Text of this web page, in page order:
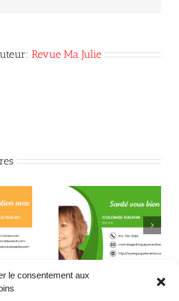
le consentement aux
Revue Ma Julie
contre le
Quand la conscience
fait son chemin jusque
dans l’assiette !